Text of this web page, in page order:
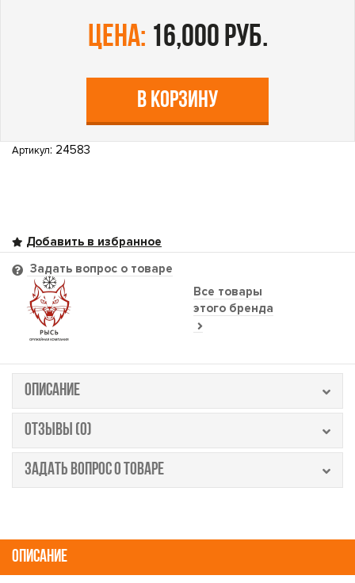
цена: 16,000 руб.
В КОРЗИНУ
Артикул: 24583
Все товары
этого бренда
Задать вопрос о товаре
ОПИСАНИЕ
ОТЗЫВЫ (0)
ЗАДАТЬ ВОПРОС О ТОВАРЕ
ОПИСАНИЕ